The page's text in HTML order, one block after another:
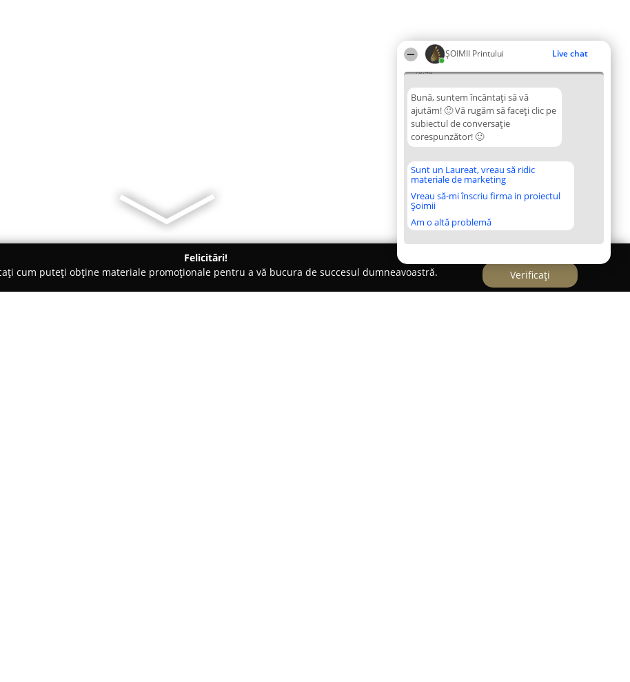
ŞOIMII Printului Live chat
10:48
Bună, suntem încântați să vă
ajutăm! 🙂 Vă rugăm să faceți clic pe
subiectul de conversație
corespunzător! 🙂
Sunt un Laureat, vreau să ridic
materiale de marketing
Vreau să-mi înscriu firma in proiectul
Șoimii
Am o altă problemă
Felicitări!
cum puteți obține materiale promoționale pentru a vă bucura de succesul dumneavoastră.
Verificați